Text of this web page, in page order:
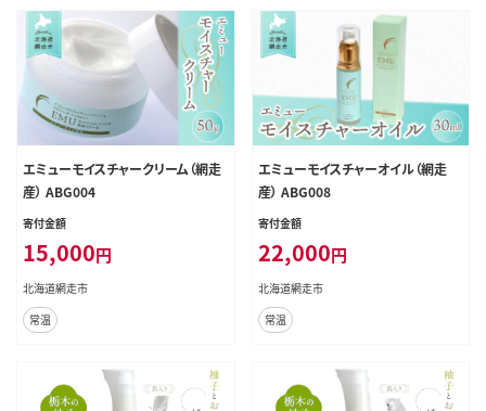
エミューモイスチャークリーム（網走
産） ABG004
寄付金額
15,000円
北海道網走市
常温
エミューモイスチャーオイル（網走
産） ABG008
寄付金額
22,000円
北海道網走市
常温